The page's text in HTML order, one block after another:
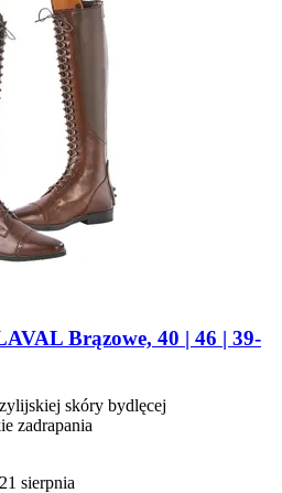
Brązowe, 40 | 46 | 39-​
skóry bydlęcej
zadrapania
sierpnia